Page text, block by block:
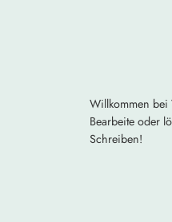
Willkommen bei
Bearbeite oder
Schreiben!